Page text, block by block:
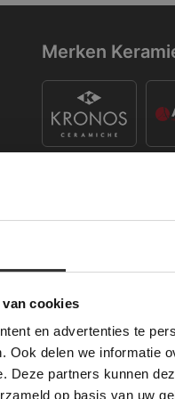
cookies
en advertenties te
Ook delen we informatie
Deze partners kunnen
op basis van uw
Merken
Merken
Merken
Deze website
gebruikt cookies om de
geeft u toestemming voor alle
ALLES ACCEPTEREN